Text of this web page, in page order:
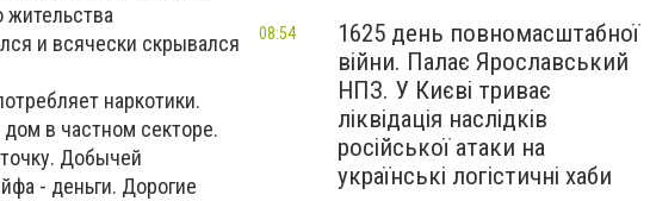
жительства
и всячески скрывался
наркотики.
в частном секторе.
Добычей
- деньги. Дорогие
1625 день повномасштабної
війни. Палає Ярославський
НПЗ. У Києві триває
ліквідація наслідків
російської атаки на
українські логістичні хаби
08:54